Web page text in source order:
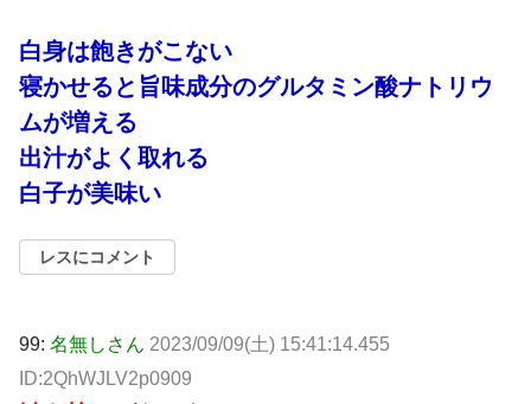
白身は飽きがこない
寝かせると旨味成分のグルタミン酸ナトリウ
ムが増える
出汁がよく取れる
白子が美味い
レスにコメント
99: 名無しさん 2023/09/09(土) 15:41:14.455
ID:2QhWJLV2p0909